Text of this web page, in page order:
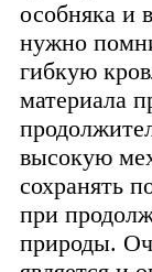
особняка и
нужно
гибкую
материала
высокую
сохранять
при
природы.